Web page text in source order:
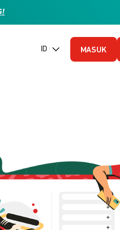
ID (Bahasa Indonesia)
MASUK